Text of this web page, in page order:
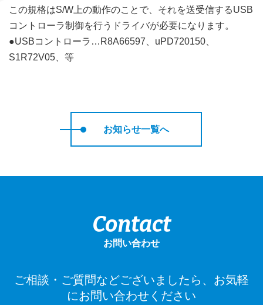
この規格はS/W上の動作のことで、それを送受信するUSB
コントローラ制御を行うドライバが必要になります。
●USBコントローラ…R8A66597、uPD720150、
S1R72V05、等
お知らせ一覧へ
Contact
お問い合わせ
ご相談・ご質問などございましたら、お気軽
にお問い合わせください